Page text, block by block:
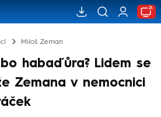
Miloš Zeman
habaďůra? Lidem se
Zemana v nemocnici